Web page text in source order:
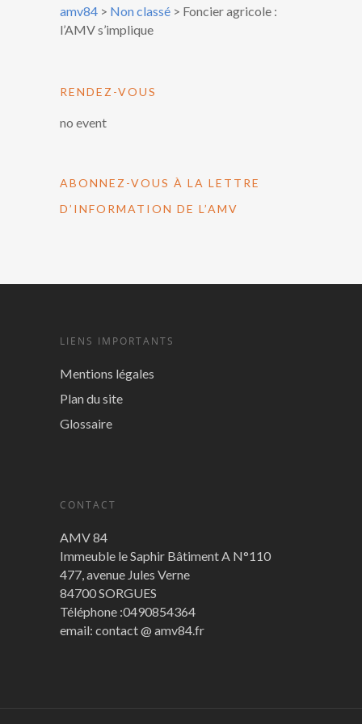
amv84 > Non classé > Foncier agricole :
l’AMV s’implique
RENDEZ-VOUS
no event
ABONNEZ-VOUS À LA LETTRE
D’INFORMATION DE L’AMV
LIENS IMPORTANTS
Mentions légales
Plan du site
Glossaire
CONTACT
AMV 84
Immeuble le Saphir Bâtiment A N°110
477, avenue Jules Verne
84700 SORGUES
Téléphone :0490854364
email: contact @ amv84.fr